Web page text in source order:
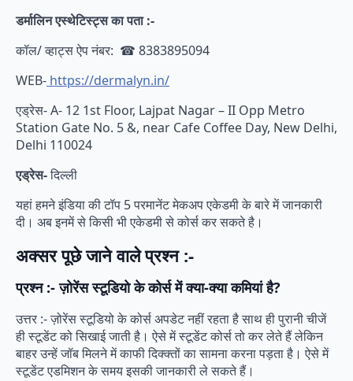
डर्मालिन एस्थेटिस्ट्स का पता :-
कॉल/ व्हाट्स ऐप नंबर: ☎ 8383895094
WEB- https://dermalyn.in/
एड्रेस- A- 12 1st Floor, Lajpat Nagar – II Opp Metro
Station Gate No. 5 &, near Cafe Coffee Day, New Delhi,
Delhi 110024
एड्रेस-दिल्ली
यहां हमने इंडिया की टॉप 5 परमानेंट मेकअप एकेडमी के बारे में जानकारी
दी। अब इनमें से किसी भी एकेडमी से कोर्स कर सकते है।
अक्सर पूछे जाने वाले प्रश्न :-
प्रश्न :- ज़ोरेंस स्टूडियो के कोर्स में क्या-क्या कमियां है?
उत्तर :- ज़ोरेंस स्टूडियो के कोर्स अपडेट नहीं रहता है साथ ही पुरानी चीजें
ही स्टूडेंट को सिखाई जाती है। ऐसे में स्टूडेंट कोर्स तो कर लेते हैं लेकिन
बाहर उन्हें जॉब मिलने में काफी दिक्क्तों का सामना करना पड़ता है। ऐसे में
स्टूडेंट एडमिशन के समय इसकी जानकारी ले सकते हैं।